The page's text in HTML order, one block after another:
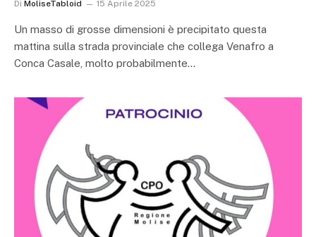
Di MoliseTabloid 15 Aprile 2025
Un masso di grosse dimensioni è precipitato questa
mattina sulla strada provinciale che collega Venafro a
Conca Casale, molto probabilmente…